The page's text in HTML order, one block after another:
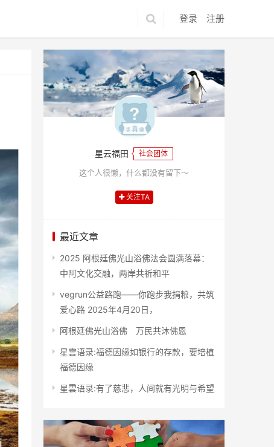
登录 注册
星云福田 社会团体
这个人很懒，什么都没有留下～
关注TA
最近文章
2025 阿根廷佛光山浴佛法会圆满落幕：
中阿文化交融，两岸共祈和平
vegrun公益路跑——你跑步我捐粮，共筑
爱心路 2025年4月20日，
阿根廷佛光山浴佛 万民共沐佛恩
星雲语录:福德因缘如银行的存款，要培植
福德因缘
星雲语录:有了慈悲，人间就有光明与希望